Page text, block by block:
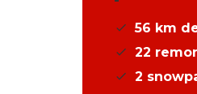
56 km
22
2